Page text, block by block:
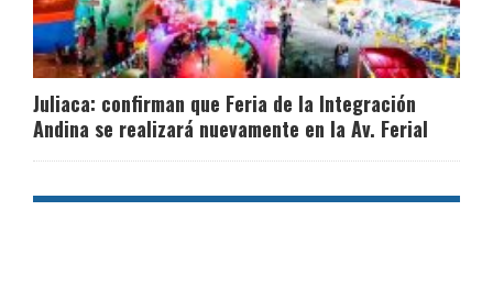
Juliaca: confirman que Feria de la Integración
Andina se realizará nuevamente en la Av. Ferial